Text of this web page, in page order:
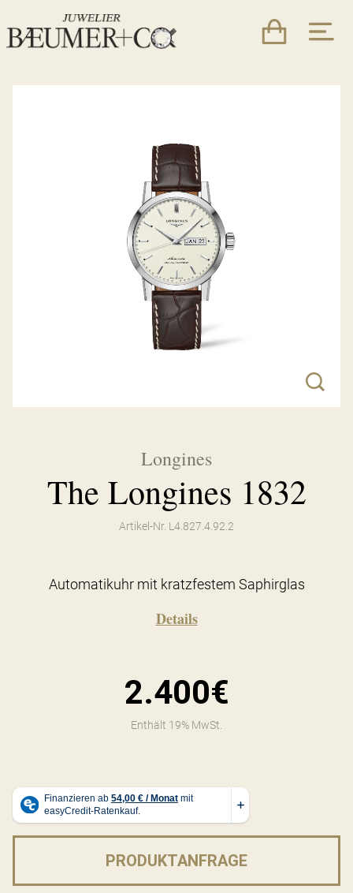
Longines
The Longines 1832
Artikel-Nr. L4.827.4.92.2
Automatikuhr mit kratzfestem Saphirglas
Details
2.400€
Enthält 19% MwSt.
PRODUKTANFRAGE